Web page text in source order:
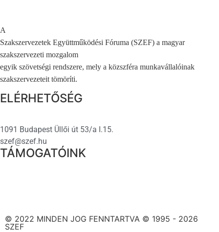
A
Szakszervezetek Együttműködési Fóruma (SZEF) a magyar
szakszervezeti mozgalom
egyik szövetségi rendszere, mely a közszféra munkavállalóinak
szakszervezeteit tömöríti.
ELÉRHETŐSÉG
1091 Budapest Üllői út 53/a I.15.
szef@szef.hu
TÁMOGATÓINK
© 2022 MINDEN JOG FENNTARTVA © 1995 - 2026
SZEF